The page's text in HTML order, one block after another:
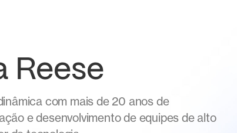
Reese
com mais de 20 anos de
e desenvolvimento de equipes de alto